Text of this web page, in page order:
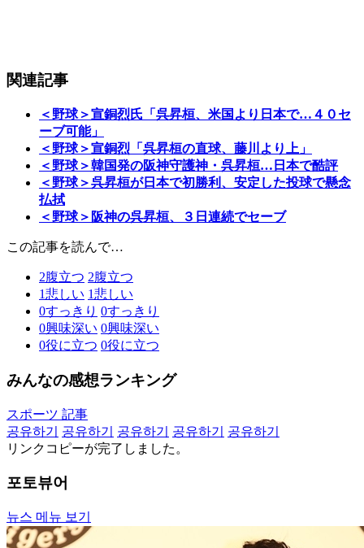
関連記事
＜野球＞宣銅烈氏「呉昇桓、米国より日本で…４０セ
ーブ可能」
＜野球＞宣銅烈「呉昇桓の直球、藤川より上」
＜野球＞韓国発の阪神守護神・呉昇桓…日本で酷評
＜野球＞呉昇桓が日本で初勝利、安定した投球で懸念
払拭
＜野球＞阪神の呉昇桓、３日連続でセーブ
この記事を読んで…
2腹立つ 2腹立つ
1悲しい 1悲しい
0すっきり 0すっきり
0興味深い 0興味深い
0役に立つ 0役に立つ
みんなの感想ランキング
スポーツ 記事
공유하기
공유하기 공유하기 공유하기
공유하기
リンクコピーが完了しました。
포토뷰어
뉴스 메뉴 보기